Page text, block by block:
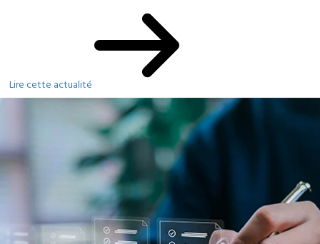
Lire cette actualité